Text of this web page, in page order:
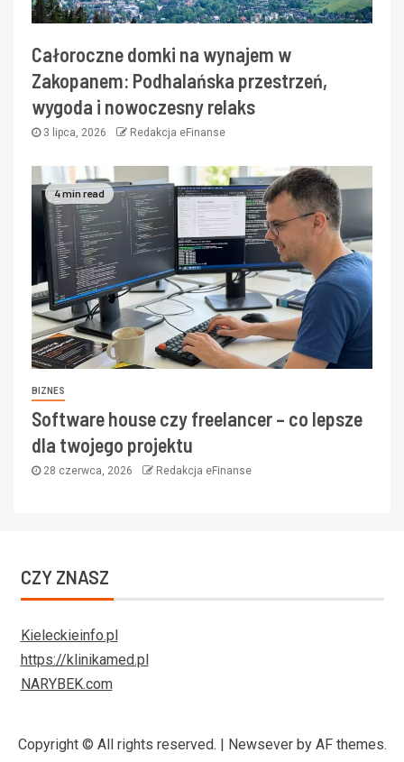
Całoroczne domki na wynajem w
Zakopanem: Podhalańska przestrzeń,
wygoda i nowoczesny relaks
3 lipca, 2026 Redakcja eFinanse
4 min read
BIZNES
Software house czy freelancer – co lepsze
dla twojego projektu
28 czerwca, 2026 Redakcja eFinanse
CZY ZNASZ
Kieleckieinfo.pl
https://klinikamed.pl
NARYBEK.com
Copyright © All rights reserved. | Newseverby AF themes.